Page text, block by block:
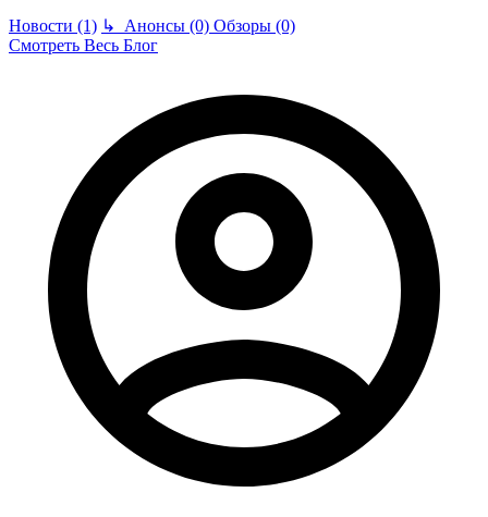
Новости (1) ↳ Анонсы (0) Обзоры (0)
Смотреть Весь Блог